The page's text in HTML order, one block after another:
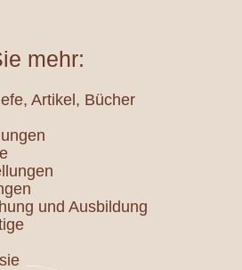
mehr:
Artikel, Bücher
und Ausbildung